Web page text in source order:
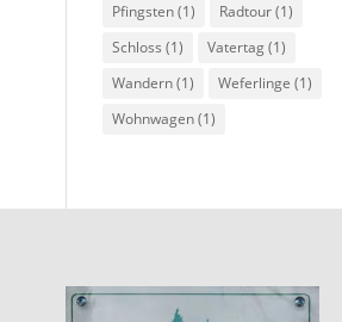
Pfingsten(1) Radtour(1)
Schloss (1) Vatertag(1)
Wandern(1) Weferlinge (1)
Wohnwagen(1)